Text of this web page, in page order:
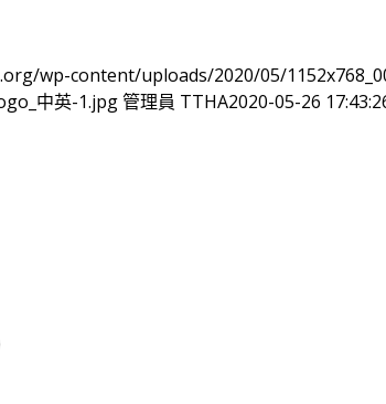
wp-content/uploads/2020/05/
中英-1.jpg管理員 TTHA2020-05-26